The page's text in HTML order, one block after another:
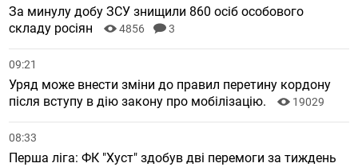
За минулу добу ЗСУ знищили 860 осіб особового
складу росіян
4856 3
09:21
Уряд може внести зміни до правил перетину кордону
після вступу в дію закону про мобілізацію.
19029
08:33
Перша ліга: ФК "Хуст" здобув дві перемоги за тиждень